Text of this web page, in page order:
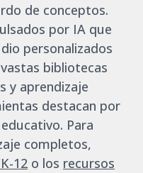
de conceptos.
por IA que
personalizados
bibliotecas
y aprendizaje
destacan por
Para
completos,
12 o los recursos